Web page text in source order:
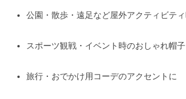
公園・散歩・遠足など屋外アクティビテ
スポーツ観戦・イベント時のおしゃれ帽
旅行・おでかけ用コーデのアクセントに